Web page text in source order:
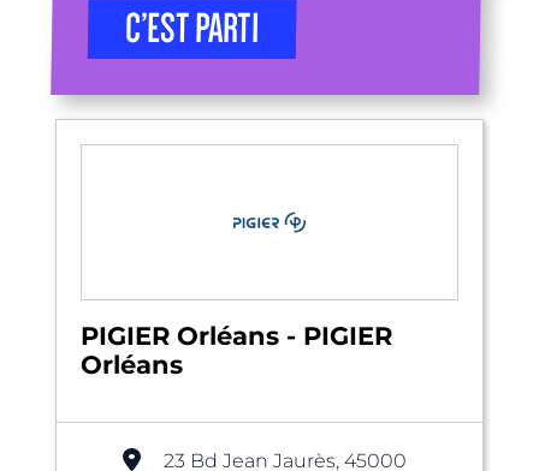
C’EST PARTI
PIGIER Orléans - PIGIER
Orléans
23 Bd Jean Jaurès, 45000